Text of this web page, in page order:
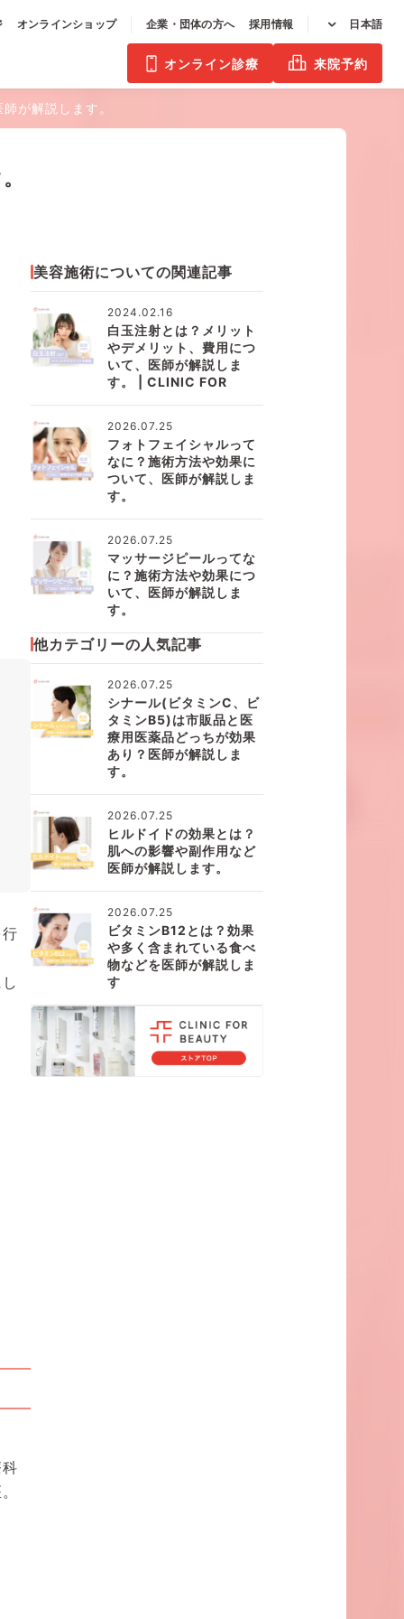
オンラインショップ 企業・団体の方へ 採用情報 日本語
来院予約
オンライン診療
が解説します。
美容施術についての関連記事
2024.02.16
白玉注射とは？メリット
やデメリット、費用につ
いて、医師が解説しま
す。 | CLINIC FOR
2026.07.25
フォトフェイシャルって
なに？施術方法や効果に
ついて、医師が解説しま
す。
2026.07.25
マッサージピールってな
に？施術方法や効果につ
いて、医師が解説しま
す。
他カテゴリーの人気記事
2026.07.25
シナール(ビタミンC、ビ
タミンB5)は市販品と医
療用医薬品どっちが効果
あり？医師が解説しま
す。
2026.07.25
ヒルドイドの効果とは？
肌への影響や副作用など
医師が解説します。
2026.07.25
ビタミンB12とは？効果
や多く含まれている食べ
物などを医師が解説しま
す